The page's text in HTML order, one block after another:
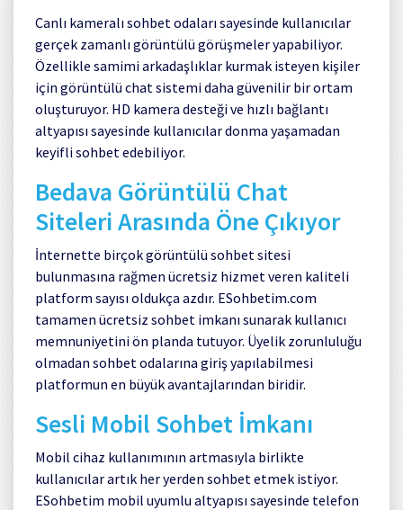
Canlı kameralı sohbet odaları sayesinde kullanıcılar
gerçek zamanlı görüntülü görüşmeler yapabiliyor.
Özellikle samimi arkadaşlıklar kurmak isteyen kişiler
için görüntülü chat sistemi daha güvenilir bir ortam
oluşturuyor. HD kamera desteği ve hızlı bağlantı
altyapısı sayesinde kullanıcılar donma yaşamadan
keyifli sohbet edebiliyor.
Bedava Görüntülü Chat
Siteleri Arasında Öne Çıkıyor
İnternette birçok görüntülü sohbet sitesi
bulunmasına rağmen ücretsiz hizmet veren kaliteli
platform sayısı oldukça azdır. ESohbetim.com
tamamen ücretsiz sohbet imkanı sunarak kullanıcı
memnuniyetini ön planda tutuyor. Üyelik zorunluluğu
olmadan sohbet odalarına giriş yapılabilmesi
platformun en büyük avantajlarından biridir.
Sesli Mobil Sohbet İmkanı
Mobil cihaz kullanımının artmasıyla birlikte
kullanıcılar artık her yerden sohbet etmek istiyor.
ESohbetim mobil uyumlu altyapısı sayesinde telefon